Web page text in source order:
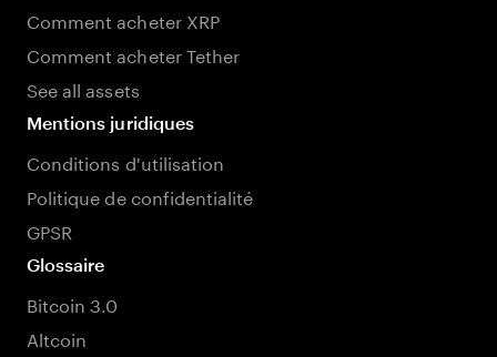
Comment acheter XRP
Comment acheter Tether
See all assets
Mentions juridiques
Conditions d'utilisation
Politique de confidentialité
GPSR
Glossaire
Bitcoin 3.0
Altcoin